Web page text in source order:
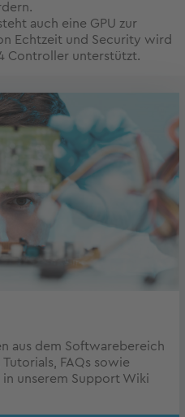
auch eine GPU zur
Echtzeit und Security wird
Controller unterstützt.
aus dem Softwarebereich
FAQs sowie
unserem Support Wiki